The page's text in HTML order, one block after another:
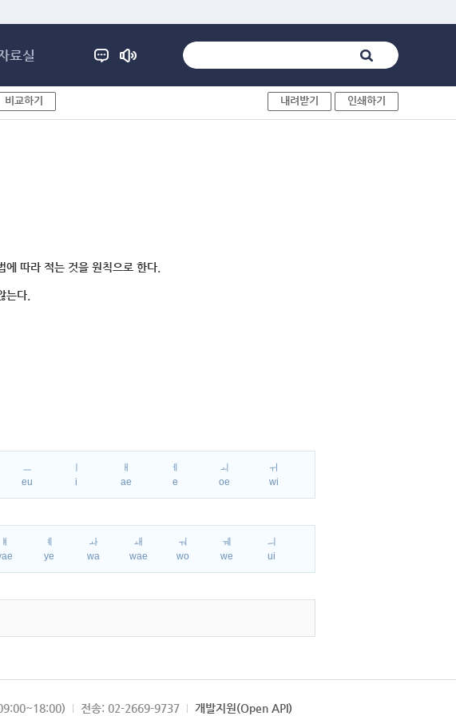
료실
비교하기 내려받기 인쇄하기
따라 적는 것을 원칙으로 한다.
는다.
ㅡ
eu
i
ㅐ
ae
ㅔ
e
ㅚ
oe
ㅟ
wi
ㅒ
ㅖ
ye
ㅘ
wa
ㅙ
wae
ㅝ
wo
ㅞ
we
ㅢ
ui
전송: 02-2669-9737 개발지원(Open API)